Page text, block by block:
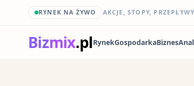
RYNEK NA ŻYWO AKCJE, STOPY,
Bizmix.plRynekGospodarkaBiznes